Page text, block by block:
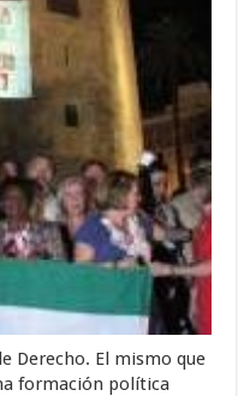
Derecho. El mismo que
formación política